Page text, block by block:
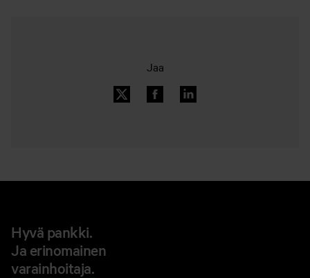
Jaa
Hyvä pankki.
Ja erinomainen
varainhoitaja.